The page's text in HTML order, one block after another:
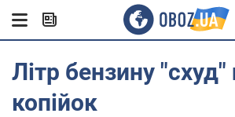
Літр бензину "схуд"
копійок